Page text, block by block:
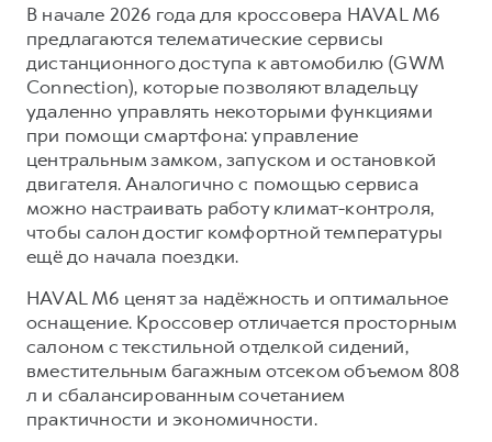
В начале 2026 года для кроссовера HAVAL M6
предлагаются телематические сервисы
дистанционного доступа к автомобилю (GWM
Connection), которые позволяют владельцу
удаленно управлять некоторыми функциями
при помощи смартфона: управление
центральным замком, запуском и остановкой
двигателя. Аналогично с помощью сервиса
можно настраивать работу климат-контроля,
чтобы салон достиг комфортной температуры
ещё до начала поездки.
HAVAL M6 ценят за надёжность и оптимальное
оснащение. Кроссовер отличается просторным
салоном с текстильной отделкой сидений,
вместительным багажным отсеком объемом 808
л и сбалансированным сочетанием
практичности и экономичности.